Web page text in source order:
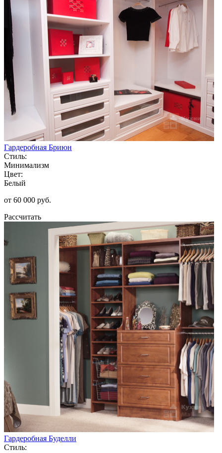
Гардеробная Бриюн
Стиль:
Минимализм
Цвет:
Белый
от 60 000 руб.
Рассчитать
Гардеробная Буделли
Стиль: